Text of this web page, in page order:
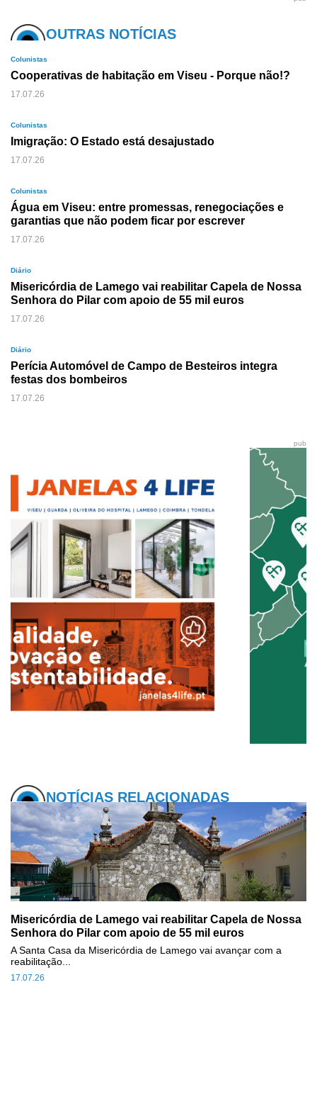
OUTRAS NOTÍCIAS
Colunistas
Cooperativas de habitação em Viseu - Porque não!?
17.07.26
Colunistas
Imigração: O Estado está desajustado
17.07.26
Colunistas
Água em Viseu: entre promessas, renegociações e
garantias que não podem ficar por escrever
17.07.26
Diário
Misericórdia de Lamego vai reabilitar Capela de Nossa
Senhora do Pilar com apoio de 55 mil euros
17.07.26
Diário
Perícia Automóvel de Campo de Besteiros integra
festas dos bombeiros
17.07.26
pub
NOTÍCIAS RELACIONADAS
Misericórdia de Lamego vai reabilitar Capela de Nossa
Senhora do Pilar com apoio de 55 mil euros
17.07.26
A Santa Casa da Misericórdia de Lamego vai avançar com a
reabilitação...